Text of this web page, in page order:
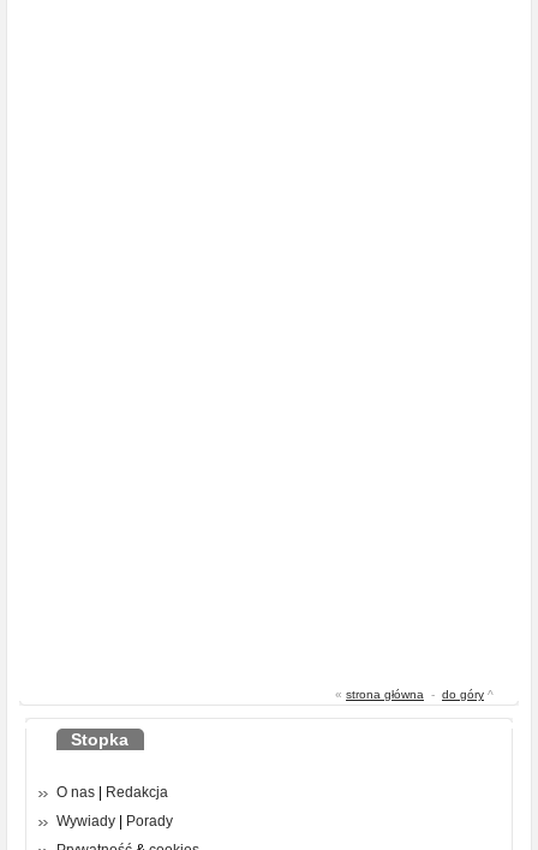
« strona główna - do góry ^
Stopka
O nas
Redakcja
Wywiady
Porady